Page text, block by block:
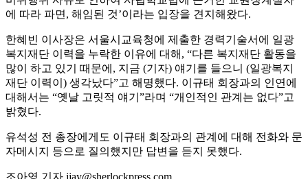
에 따라 파면, 해임된 것’이라는 입장을 견지해왔다.
한혜빈 이사장은 서울시교육청에 제출한 경력기술서에 일광
복지재단 이력을 누락한 이유에 대해, “다른 복지재단 활동을
많이 하고 있기 때문에, 지금 (기자) 얘기를 들으니 (일광복지
재단 이력이) 생각났다”고 해명했다. 이규태 회장과의 인연에
대해서는 “옛날 고릿적 얘기”라며 “개인적인 관계는 없다”고
밝혔다.
유석성 전 총장에게도 이규태 회장과의 관계에 대해 전화와 문
자메시지 등으로 질의했지만 답변을 듣지 못했다.
조아영 기자 jjay@sherlockpress.com